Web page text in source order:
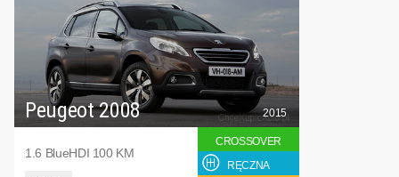
Peugeot 2008
1.6 BlueHDI 100 KM
2015
CROSSOVER
RĘCZNA